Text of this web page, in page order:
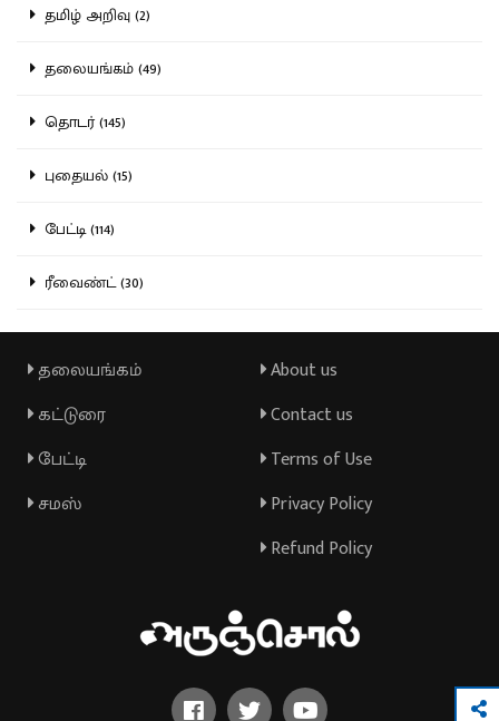
தமிழ் அறிவு (2)
தலையங்கம் (49)
தொடர் (145)
புதையல் (15)
பேட்டி (114)
ரீவைண்ட் (30)
தலையங்கம்
கட்டுரை
பேட்டி
சமஸ்
About us
Contact us
Terms of Use
Privacy Policy
Refund Policy